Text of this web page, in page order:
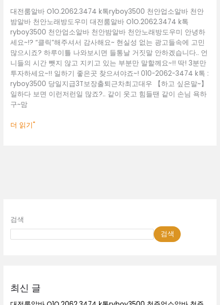
대전룸알바 O1O.2062.3474 k톡ryboy3500 천안업소알바 천안
밤알바 천안노래방도우미 대전룸알바 O1O.2062.3474 k톡
ryboy3500 천안업소알바 천안밤알바 천안노래방도우미 안녕하
세요~!? “클릭”해주셔서 감사해요~ 현실성 없는 광고들속에 고민
많으시죠? 하루이틀 나와보시면 들통날 거짓말 안하겠습니다.. 언
니들의 시간 뺏지 않고 지키고 있는 부분만 말할께요~!! 딱! 3분만
투자하세요~!! 일하기 좋은곳 찾으셔야죠~! 010-2062-3474 k톡 :
ryboy3500 당일지급3T보장출퇴근차최고대우 【하고 싶은말~】
일하다 보면 이런저런일 많죠?.. 같이 웃고 힘들땐 같이 손님 욕하
구~맘
래
방
도
우
미
더 읽기"
검색
검색
최신 글